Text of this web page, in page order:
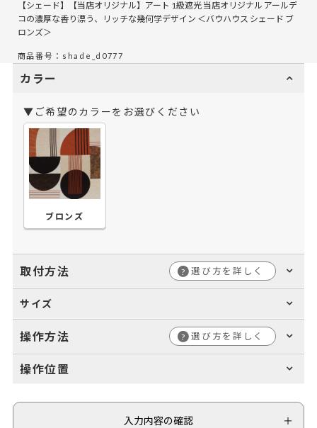
【シェード】【当店オリジナル】アート 1級遮光 当店オリジナル アールデ
コの濃厚な香り漂う、リッチな幾何学デザイン ＜バウハウス シェード ブ
ロンズ＞
商品番号：shade_d0777
カラー
▼ご希望のカラーをお選びください
ブロンズ
取付方法 ? 選び方を詳しく
サイズ
操作方法 ? 選び方を詳しく
操作位置
入力内容の確認